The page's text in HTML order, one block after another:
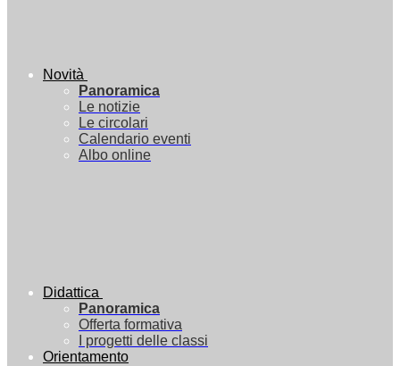
Novità
Panoramica
Le notizie
Le circolari
Calendario eventi
Albo online
Didattica
Panoramica
Offerta formativa
I progetti delle classi
Orientamento